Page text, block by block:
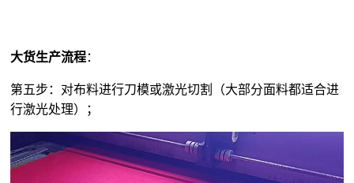
大货生产流程：
第五步：对布料进行刀模或激光切割（大部分面料都适合进
行激光处理）；